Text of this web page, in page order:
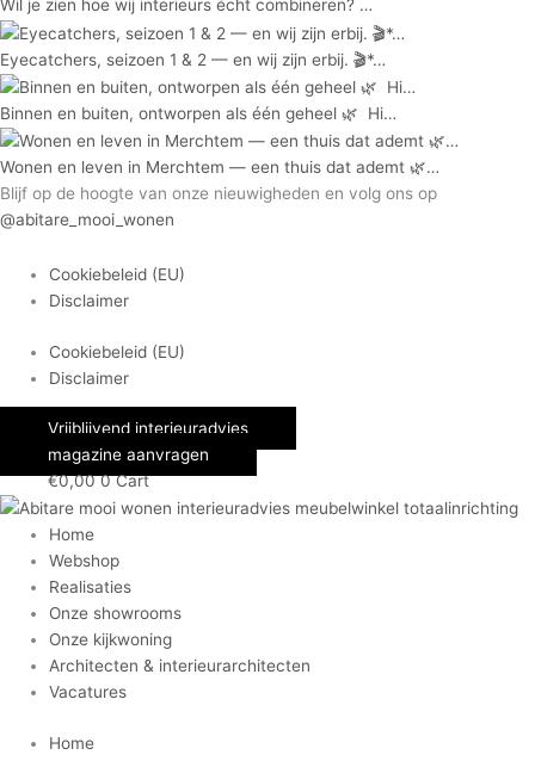
Wil je zien hoe wij interieurs écht combineren?⁠ ⁠…
Eyecatchers, seizoen 1 & 2 — en wij zijn erbij. 🎬*…
Binnen en buiten, ontworpen als één geheel 🌿⁠ ⁠ Hi…
Wonen en leven in Merchtem — een thuis dat ademt 🌿…
Blijf op de hoogte van onze nieuwigheden en volg ons op
@abitare_mooi_wonen
Cookiebeleid (EU)
Disclaimer
Cookiebeleid (EU)
Disclaimer
Vrijblijvend interieuradvies
magazine aanvragen
€0,00 0 Cart
Home
Webshop
Realisaties
Onze showrooms
Onze kijkwoning
Architecten & interieurarchitecten
Vacatures
Home